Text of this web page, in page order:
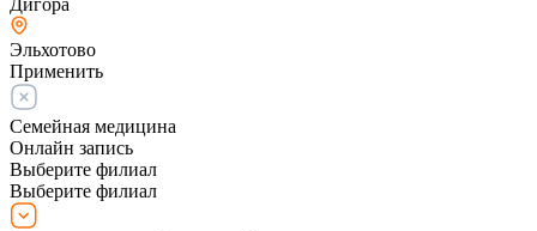
Эльхотово
Применить
Семейная медицина
Онлайн запись
Выберите филиал
Выберите филиал